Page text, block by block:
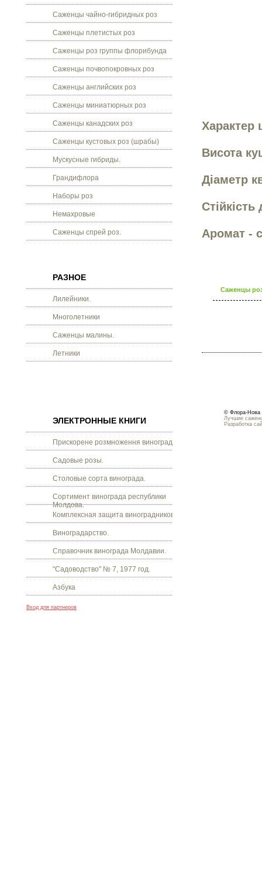
Саженцы чайно-гибридных роз
Саженцы плетистых роз
Саженцы роз группы флорибунда
Саженцы почвопокровных роз
Саженцы английских роз
Саженцы миниатюрных роз
Саженцы канадских роз
Саженцы кустовых роз (шрабы)
Мускусные гибриды.
Грандифлора
Наборы роз
Немахровые
Саженцы спрей роз.
РАЗНОЕ
Лилейники.
Многолетники
Саженцы малины.
Летники
ЭЛЕКТРОННЫЕ КНИГИ
Прискорене розмноження винограду.
Садовые розы.
Столовые сорта винограда.
Сортимент винограда республики
Молдова.
Комплексная защита виноградников.
Виноградарство.
Справочник винограда Молдавии.
"Садоводство" № 7, 1977 год.
Азбука
Вход для партнеров
Характер
Висота
Діаметр
Аромат -
Саженцы
© Флора-Нова
Лучшие
Разработка